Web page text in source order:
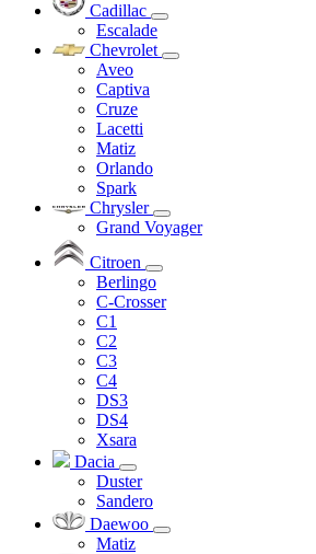
Cadillac
Escalade
Chevrolet
Aveo
Captiva
Cruze
Lacetti
Matiz
Orlando
Spark
Chrysler
Grand Voyager
Citroen
Berlingo
C-Crosser
C1
C2
C3
C4
DS3
DS4
Xsara
Dacia
Duster
Sandero
Daewoo
Matiz